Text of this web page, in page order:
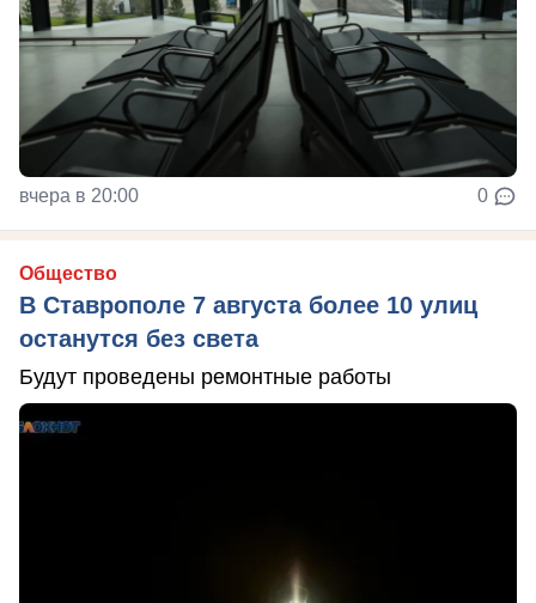
вчера в 20:00 0
Общество
В Ставрополе 7 августа более 10 улиц
останутся без света
Будут проведены ремонтные работы